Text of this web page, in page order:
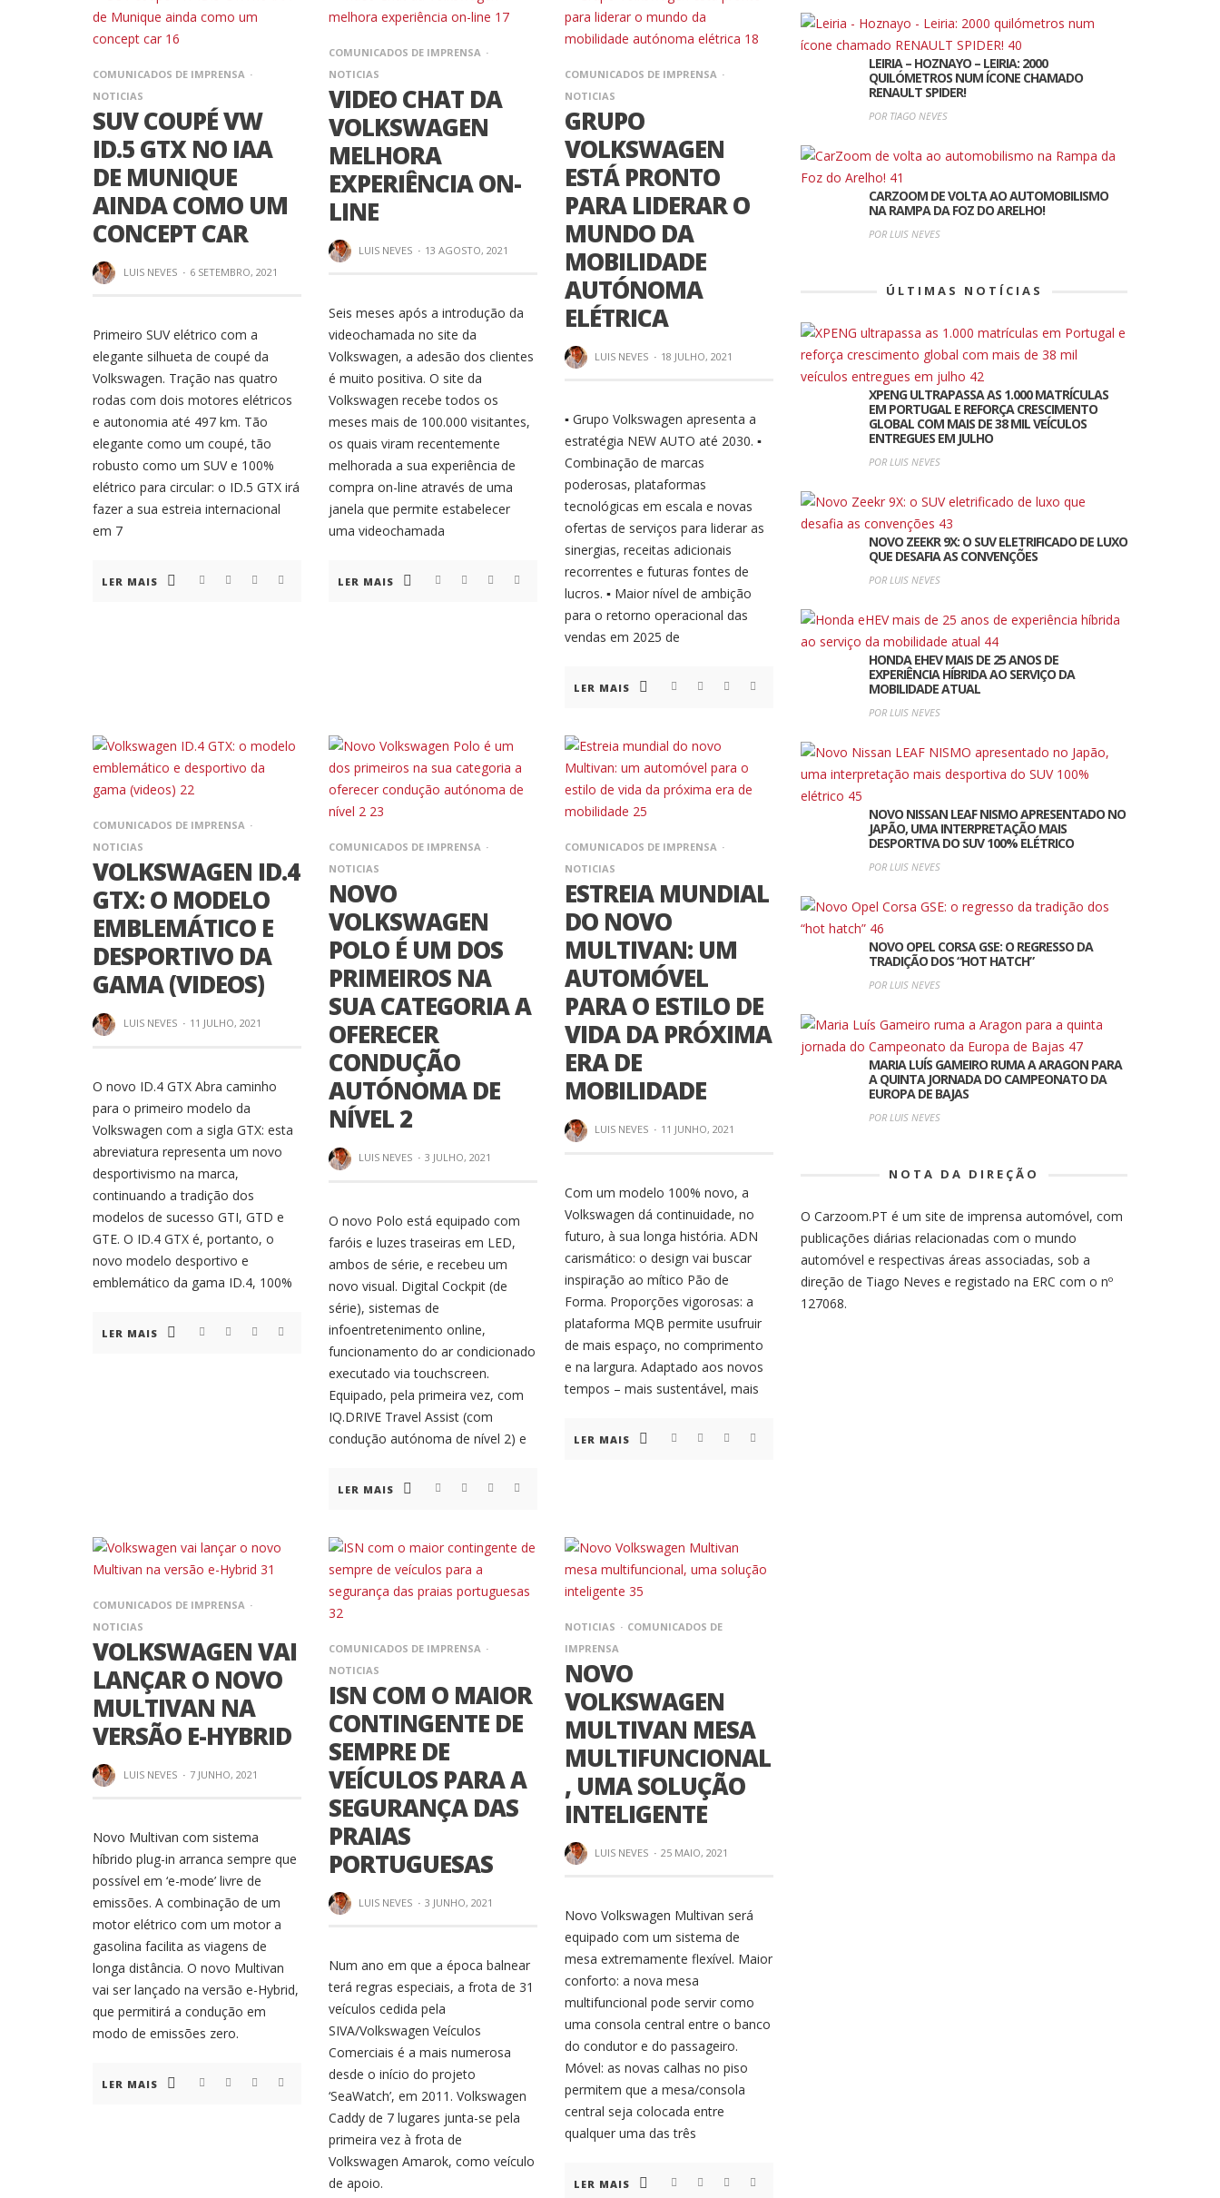
COMUNICADOS DE IMPRENSA
NOTICIAS
SUV COUPÉ VW
ID.5 GTX NO IAA
DE MUNIQUE
AINDA COMO UM
CONCEPT CAR
LUIS NEVES · 6 SETEMBRO, 2021
Primeiro SUV elétrico com a
elegante silhueta de coupé da
Volkswagen. Tração nas quatro
rodas com dois motores elétricos
e autonomia até 497 km. Tão
elegante como um coupé, tão
robusto como um SUV e 100%
elétrico para circular: o ID.5 GTX irá
fazer a sua estreia internacional
em 7
LER MAIS
COMUNICADOS DE IMPRENSA
NOTICIAS
VIDEO CHAT DA
VOLKSWAGEN
MELHORA
EXPERIÊNCIA ON-
LINE
LUIS NEVES · 13 AGOSTO, 2021
Seis meses após a introdução da
videochamada no site da
Volkswagen, a adesão dos clientes
é muito positiva. O site da
Volkswagen recebe todos os
meses mais de 100.000 visitantes,
os quais viram recentemente
melhorada a sua experiência de
compra on-line através de uma
janela que permite estabelecer
uma videochamada
LER MAIS
COMUNICADOS DE IMPRENSA
NOTICIAS
GRUPO
VOLKSWAGEN
ESTÁ PRONTO
PARA LIDERAR O
MUNDO DA
MOBILIDADE
AUTÓNOMA
ELÉTRICA
LUIS NEVES · 18 JULHO, 2021
▪ Grupo Volkswagen apresenta a
estratégia NEW AUTO até 2030. ▪
Combinação de marcas
poderosas, plataformas
tecnológicas em escala e novas
ofertas de serviços para liderar as
sinergias, receitas adicionais
recorrentes e futuras fontes de
lucros. ▪ Maior nível de ambição
para o retorno operacional das
vendas em 2025 de
LER MAIS
COMUNICADOS DE IMPRENSA
NOTICIAS
VOLKSWAGEN ID.4
GTX: O MODELO
EMBLEMÁTICO E
DESPORTIVO DA
GAMA (VIDEOS)
LUIS NEVES · 11 JULHO, 2021
O novo ID.4 GTX Abra caminho
para o primeiro modelo da
Volkswagen com a sigla GTX: esta
abreviatura representa um novo
desportivismo na marca,
continuando a tradição dos
modelos de sucesso GTI, GTD e
GTE. O ID.4 GTX é, portanto, o
novo modelo desportivo e
emblemático da gama ID.4, 100%
LER MAIS
COMUNICADOS DE IMPRENSA
NOTICIAS
NOVO
VOLKSWAGEN
POLO É UM DOS
PRIMEIROS NA
SUA CATEGORIA A
OFERECER
CONDUÇÃO
AUTÓNOMA DE
NÍVEL 2
LUIS NEVES · 3 JULHO, 2021
O novo Polo está equipado com
faróis e luzes traseiras em LED,
ambos de série, e recebeu um
novo visual. Digital Cockpit (de
série), sistemas de
infoentretenimento online,
funcionamento do ar condicionado
executado via touchscreen.
Equipado, pela primeira vez, com
IQ.DRIVE Travel Assist (com
condução autónoma de nível 2) e
LER MAIS
COMUNICADOS DE IMPRENSA
NOTICIAS
ESTREIA MUNDIAL
DO NOVO
MULTIVAN: UM
AUTOMÓVEL
PARA O ESTILO DE
VIDA DA PRÓXIMA
ERA DE
MOBILIDADE
LUIS NEVES · 11 JUNHO, 2021
Com um modelo 100% novo, a
Volkswagen dá continuidade, no
futuro, à sua longa história. ADN
carismático: o design vai buscar
inspiração ao mítico Pão de
Forma. Proporções vigorosas: a
plataforma MQB permite usufruir
de mais espaço, no comprimento
e na largura. Adaptado aos novos
tempos – mais sustentável, mais
LER MAIS
COMUNICADOS DE IMPRENSA
NOTICIAS
VOLKSWAGEN VAI
LANÇAR O NOVO
MULTIVAN NA
VERSÃO E-HYBRID
LUIS NEVES · 7 JUNHO, 2021
Novo Multivan com sistema
híbrido plug-in arranca sempre que
possível em ‘e-mode’ livre de
emissões. A combinação de um
motor elétrico com um motor a
gasolina facilita as viagens de
longa distância. O novo Multivan
vai ser lançado na versão e-Hybrid,
que permitirá a condução em
modo de emissões zero.
LER MAIS
COMUNICADOS DE IMPRENSA
NOTICIAS
ISN COM O MAIOR
CONTINGENTE DE
SEMPRE DE
VEÍCULOS PARA A
SEGURANÇA DAS
PRAIAS
PORTUGUESAS
LUIS NEVES · 3 JUNHO, 2021
Num ano em que a época balnear
terá regras especiais, a frota de 31
veículos cedida pela
SIVA/Volkswagen Veículos
Comerciais é a mais numerosa
desde o início do projeto
‘SeaWatch’, em 2011. Volkswagen
Caddy de 7 lugares junta-se pela
primeira vez à frota de
Volkswagen Amarok, como veículo
de apoio.
NOTICIAS
COMUNICADOS DE
IMPRENSA
NOVO
VOLKSWAGEN
MULTIVAN MESA
MULTIFUNCIONAL
, UMA SOLUÇÃO
INTELIGENTE
LUIS NEVES · 25 MAIO, 2021
Novo Volkswagen Multivan será
equipado com um sistema de
mesa extremamente flexível. Maior
conforto: a nova mesa
multifuncional pode servir como
uma consola central entre o banco
do condutor e do passageiro.
Móvel: as novas calhas no piso
permitem que a mesa/consola
central seja colocada entre
qualquer uma das três
LER MAIS
LEIRIA – HOZNAYO – LEIRIA: 2000
QUILÓMETROS NUM ÍCONE CHAMADO
RENAULT SPIDER!
POR TIAGO NEVES
CARZOOM DE VOLTA AO AUTOMOBILISMO
NA RAMPA DA FOZ DO ARELHO!
POR LUIS NEVES
ÚLTIMAS NOTÍCIAS
XPENG ULTRAPASSA AS 1.000 MATRÍCULAS
EM PORTUGAL E REFORÇA CRESCIMENTO
GLOBAL COM MAIS DE 38 MIL VEÍCULOS
ENTREGUES EM JULHO
POR LUIS NEVES
NOVO ZEEKR 9X: O SUV ELETRIFICADO DE LUXO
QUE DESAFIA AS CONVENÇÕES
POR LUIS NEVES
HONDA EHEV MAIS DE 25 ANOS DE
EXPERIÊNCIA HÍBRIDA AO SERVIÇO DA
MOBILIDADE ATUAL
POR LUIS NEVES
NOVO NISSAN LEAF NISMO APRESENTADO NO
JAPÃO, UMA INTERPRETAÇÃO MAIS
DESPORTIVA DO SUV 100% ELÉTRICO
POR LUIS NEVES
NOVO OPEL CORSA GSE: O REGRESSO DA
TRADIÇÃO DOS “HOT HATCH”
POR LUIS NEVES
MARIA LUÍS GAMEIRO RUMA A ARAGON PARA
A QUINTA JORNADA DO CAMPEONATO DA
EUROPA DE BAJAS
POR LUIS NEVES
NOTA DA DIREÇÃO
O Carzoom.PT é um site de imprensa automóvel, com
publicações diárias relacionadas com o mundo
automóvel e respectivas áreas associadas, sob a
direção de Tiago Neves e registado na ERC com o nº
127068.